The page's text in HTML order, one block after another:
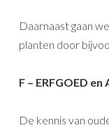
Daarnaast gaan
planten door
F – ERFGOED
De kennis van